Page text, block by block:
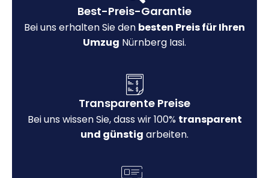
Best-Preis-Garantie
Bei uns erhalten Sie den besten Preis für Ihren
Umzug Nürnberg Iasi.
Transparente Preise
Bei uns wissen Sie, dass wir 100% transparent
und günstig arbeiten.